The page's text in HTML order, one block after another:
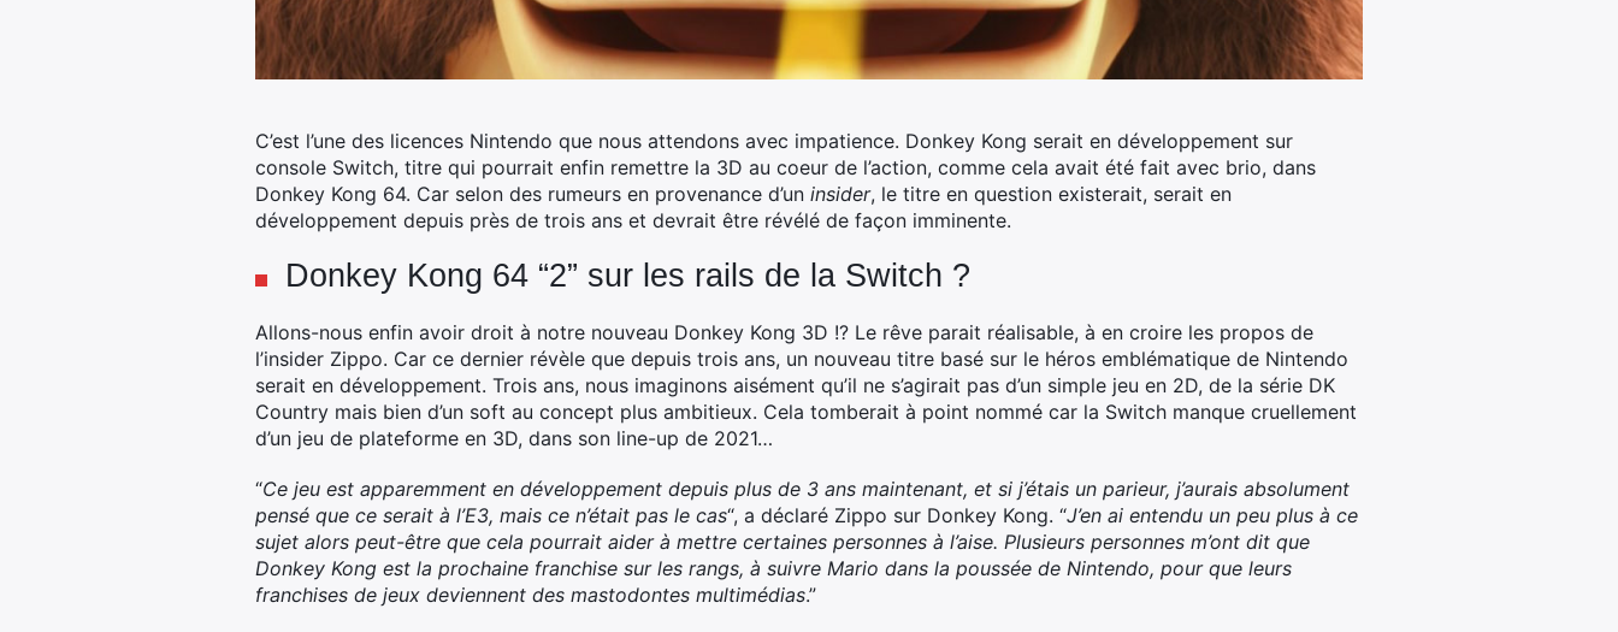
C’est l’une des licences Nintendo que nous attendons avec impatience. Donkey Kong serait en développement sur
console Switch, titre qui pourrait enfin remettre la 3D au coeur de l’action, comme cela avait été fait avec brio, dans
Donkey Kong 64. Car selon des rumeurs en provenance d’un insider, le titre en question existerait, serait en
développement depuis près de trois ans et devrait être révélé de façon imminente.
Donkey Kong 64 “2” sur les rails de la Switch ?
Allons-nous enfin avoir droit à notre nouveau Donkey Kong 3D !? Le rêve parait réalisable, à en croire les propos de
l’insider Zippo. Car ce dernier révèle que depuis trois ans, un nouveau titre basé sur le héros emblématique de Nintendo
serait en développement. Trois ans, nous imaginons aisément qu’il ne s’agirait pas d’un simple jeu en 2D, de la série DK
Country mais bien d’un soft au concept plus ambitieux. Cela tomberait à point nommé car la Switch manque cruellement
d’un jeu de plateforme en 3D, dans son line-up de 2021…
“Ce jeu est apparemment en développement depuis plus de 3 ans maintenant, et si j’étais un parieur, j’aurais absolument
pensé que ce serait à l’E3, mais ce n’était pas le cas“, a déclaré Zippo sur Donkey Kong. “J’en ai entendu un peu plus à ce
sujet alors peut-être que cela pourrait aider à mettre certaines personnes à l’aise. Plusieurs personnes m’ont dit que
Donkey Kong est la prochaine franchise sur les rangs, à suivre Mario dans la poussée de Nintendo, pour que leurs
franchises de jeux deviennent des mastodontes multimédias.”